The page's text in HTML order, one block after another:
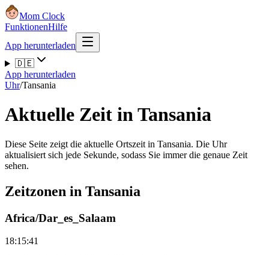
Mom Clock
FunktionenHilfe
App herunterladen
🇩🇪
App herunterladen
Uhr/Tansania
Aktuelle Zeit in Tansania
Diese Seite zeigt die aktuelle Ortszeit in Tansania. Die Uhr
aktualisiert sich jede Sekunde, sodass Sie immer die genaue Zeit
sehen.
Zeitzonen in Tansania
Africa/Dar_es_Salaam
18:15:41